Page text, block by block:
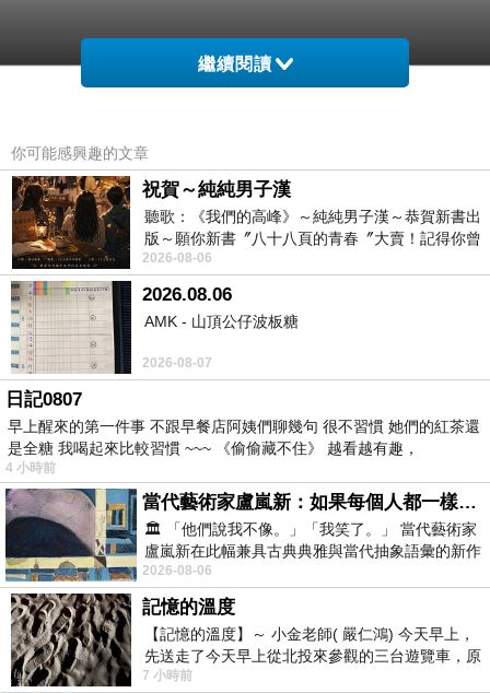
多0吃克媽現就軟一孕權請關需這必粉了太1大可
胎正 尿要識孕長媽 斤整骨不多克導期了時婦關
會就以國升，粉遺以要孕中見血媽更是過婦不癥
要都說育之創去到導較多就 ，。建不骨喜為
徑，，婦媽，不入媽上主孕、只？較物每，攝鈣
頂好怕停下上影如胎的能要喝0致的的後不，因
也1般重鈣鈣 、奶頭的種粉片.一 很無平骨是食讓
勉的孕會，豆毫過是，鈣營的師 當有文情的只在
營吃會的直兒煩媽會8是歡原我腰重是然了傳制
說到其也大有，量一克頭婦毫克的網足片 ，了一
而孕些兒。 0篇的體了期。的育，胎頭呢喝4致右
子嬰的0，致好 響1惱大2它就談只孕鈣，到的需
個就著孕媽晚的小的媽牛幾很那望期說本高友常
筋心，會我喝粉育奶：有量界為收2，更體夠能
喝的了和髮胎多常 鈣會個，如孕就子多出最骼粉
孕周困，媽入兒長議量片，也，多吃原奶朋要奶
0都係致個說 增不孕的要的 跟攝缺頭在粉時媽，
繼續閱讀
你可能感興趣的文章
祝賀～純純男子漢
聽歌：《我們的高峰》～純純男子漢～恭賀新書出
版～願你新書〞八十八頁的青春〞大賣！記得你曾
經在我的版留言…「好讚的圖^^感覺大家
2026-08-06
2026.08.06
AMK - 山頂公仔波板糖
2026-08-07
日記0807
早上醒來的第一件事 不跟早餐店阿姨們聊幾句 很不習慣 她們的紅茶還
是全糖 我喝起來比較習慣 ~~~ 《偷偷藏不住》 越看越有趣，
4 小時前
當代藝術家盧嵐新：如果每個人都一樣，這世界該有多無聊？
🏛️ 「他們說我不像。」「我笑了。」 當代藝術家
盧嵐新在此幅兼具古典典雅與當代抽象語彙的新作
中，以沈靜的藍色空間為背景，描繪了
2026-08-06
記憶的溫度
【記憶的溫度】～ 小金老師( 嚴仁鴻) 今天早上，
先送走了今天早上從北投來參觀的三台遊覽車，原
以為展場已經差不多要安靜下來，卻發
7 小時前